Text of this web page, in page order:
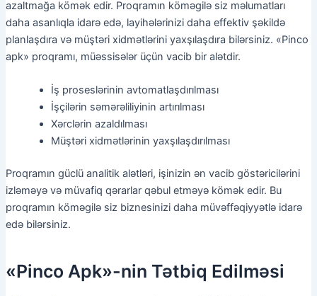
azaltmağa kömək edir. Proqramın köməgilə siz məlumatları
daha asanlıqla idarə edə, layihələrinizi daha effektiv şəkildə
planlaşdıra və müştəri xidmətlərini yaxşılaşdıra bilərsiniz. «Pinco
apk» proqramı, müəssisələr üçün vacib bir alətdir.
İş proseslərinin avtomatlaşdırılması
İşçilərin səmərəliliyinin artırılması
Xərclərin azaldılması
Müştəri xidmətlərinin yaxşılaşdırılması
Proqramın güclü analitik alətləri, işinizin ən vacib göstəricilərini
izləməyə və müvafiq qərarlar qəbul etməyə kömək edir. Bu
proqramın köməgilə siz biznesinizi daha müvəffəqiyyətlə idarə
edə bilərsiniz.
«Pinco Apk»-nin Tətbiq Edilməsi